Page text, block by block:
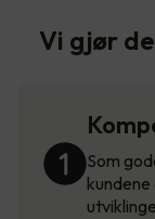
Vi gjør
Som